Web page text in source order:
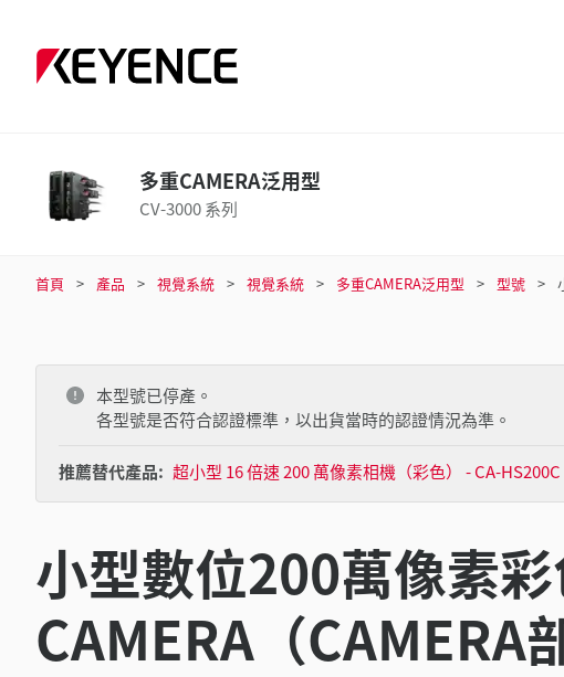
多重CAMERA泛用型
CV-3000 系列
首頁 產品 視覺系統 視覺系統 多重CAMERA泛用型 型號
本型號已停產。
各型號是否符合認證標準，以出貨當時的認證情況為準。
推薦替代產品: 超小型 16 倍速 200 萬像素相機（彩色） - CA-HS200C
小型數位200萬像素
CAMERA（CAMERA